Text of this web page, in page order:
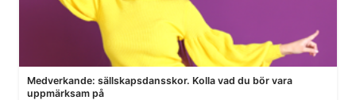
Medverkande: sällskapsdansskor. Kolla vad du bör vara
uppmärksam på